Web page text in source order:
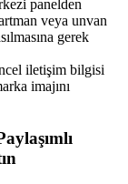
panelden
veya unvan
gerek
iletişim bilgisi
imajını